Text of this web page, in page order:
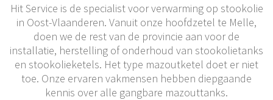
Hit Service is de specialist voor verwarming op stookolie
in Oost-Vlaanderen. Vanuit onze hoofdzetel te Melle,
doen we de rest van de provincie aan voor de
installatie, herstelling of onderhoud van stookolietanks
en stookolieketels. Het type mazoutketel doet er niet
toe. Onze ervaren vakmensen hebben diepgaande
kennis over alle gangbare mazouttanks.